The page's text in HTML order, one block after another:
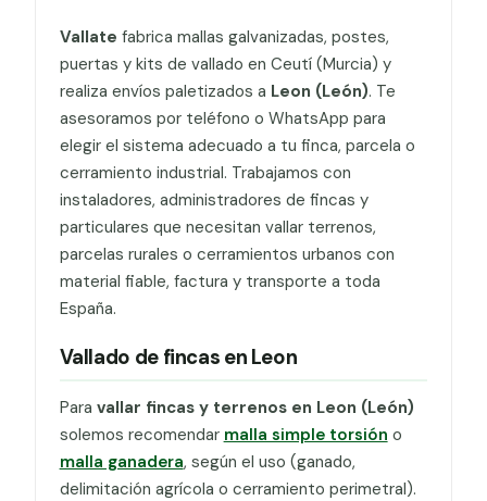
Vallate fabrica mallas galvanizadas, postes,
puertas y kits de vallado en Ceutí (Murcia) y
realiza envíos paletizados a Leon (León). Te
asesoramos por teléfono o WhatsApp para
elegir el sistema adecuado a tu finca, parcela o
cerramiento industrial. Trabajamos con
instaladores, administradores de fincas y
particulares que necesitan vallar terrenos,
parcelas rurales o cerramientos urbanos con
material fiable, factura y transporte a toda
España.
Vallado de fincas en Leon
Para vallar fincas y terrenos en Leon (León)
solemos recomendar malla simple torsión o
malla ganadera, según el uso (ganado,
delimitación agrícola o cerramiento perimetral).